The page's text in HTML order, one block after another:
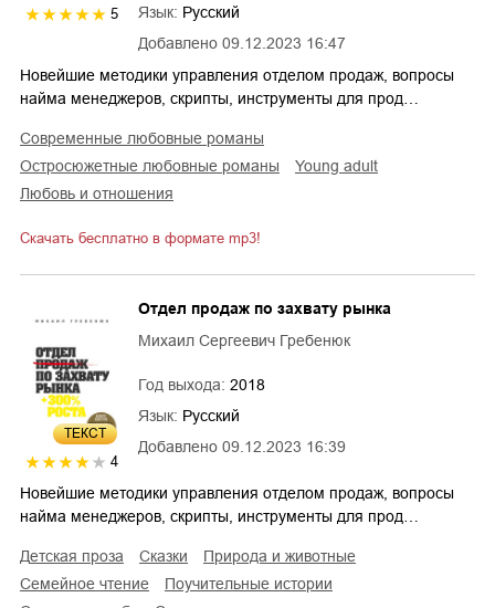
5
Добавлено 09.12.2023 16:47
Язык: Русский
Новейшие методики управления отделом продаж, вопросы
найма менеджеров, скрипты, инструменты для прод…
современные любовные романы
остросюжетные любовные романы
young adult
любовь и отношения
Скачать бесплатно в формате mp3!
ТЕКСТ
4
Добавлено 09.12.2023 16:39
Отдел продаж по захвату рынка
Михаил Сергеевич Гребенюк
Год выхода: 2018
Язык: Русский
Новейшие методики управления отделом продаж, вопросы
найма менеджеров, скрипты, инструменты для прод…
детская проза сказки
природа и животные
семейное чтение
поучительные истории